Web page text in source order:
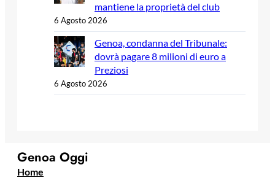
mantiene la proprietà del club
6 Agosto 2026
Genoa, condanna del Tribunale:
dovrà pagare 8 milioni di euro a
Preziosi
6 Agosto 2026
Genoa Oggi
Home